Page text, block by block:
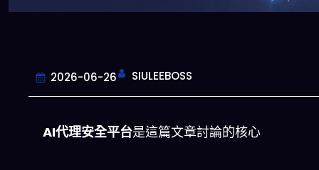
2026-06-26 SIULEEBOSS
AI代理安全平台是這篇文章討論的核心